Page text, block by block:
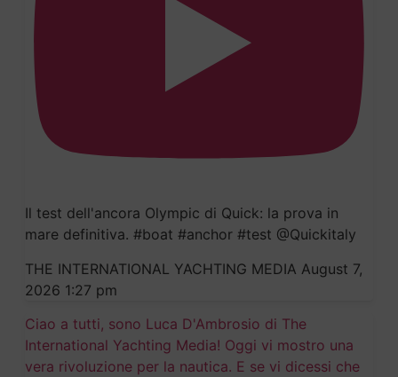
Il test dell'ancora Olympic di Quick: la prova in
mare definitiva. #boat #anchor #test @Quickitaly​
THE INTERNATIONAL YACHTING MEDIA August 7,
2026 1:27 pm
Ciao a tutti, sono Luca D'Ambrosio di The
International Yachting Media! Oggi vi mostro una
vera rivoluzione per la nautica. E se vi dicessi che